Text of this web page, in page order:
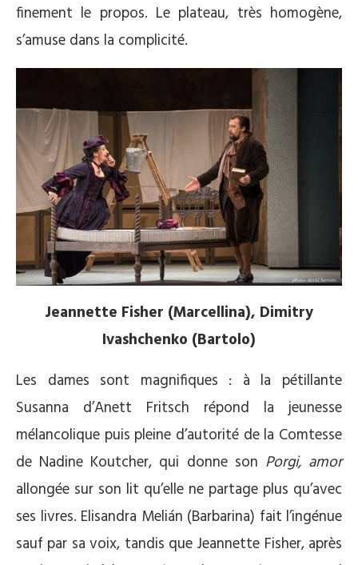
finement le propos. Le plateau, très homogène,
s’amuse dans la complicité.
Jeannette Fisher (Marcellina), Dimitry
Ivashchenko (Bartolo)
Les dames sont magnifiques : à la pétillante
Susanna d’Anett Fritsch répond la jeunesse
mélancolique puis pleine d’autorité de la Comtesse
de Nadine Koutcher, qui donne son Porgi, amor
allongée sur son lit qu’elle ne partage plus qu’avec
ses livres. Elisandra Melián (Barbarina) fait l’ingénue
sauf par sa voix, tandis que Jeannette Fisher, après